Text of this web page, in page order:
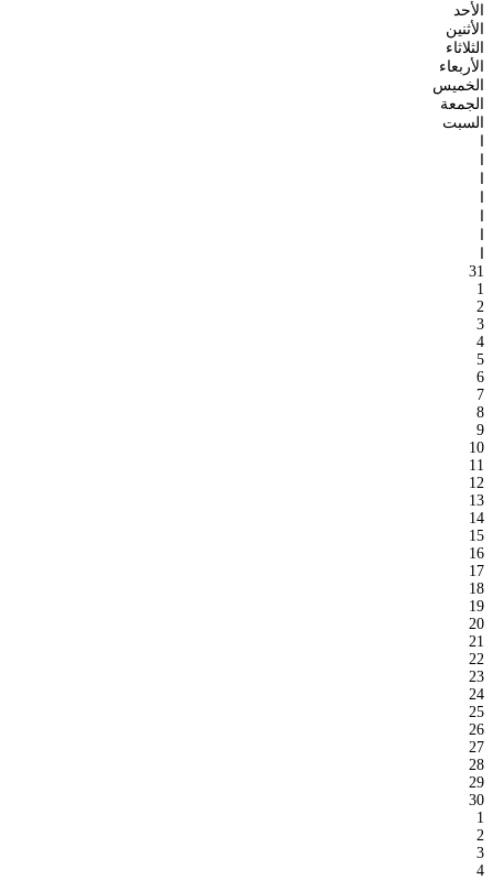
الأحد
الأثنين
الثلاثاء
الأربعاء
الخميس
الجمعة
السبت
ا
ا
ا
ا
ا
ا
ا
31
1
2
3
4
5
6
7
8
9
10
11
12
13
14
15
16
17
18
19
20
21
22
23
24
25
26
27
28
29
30
1
2
3
4